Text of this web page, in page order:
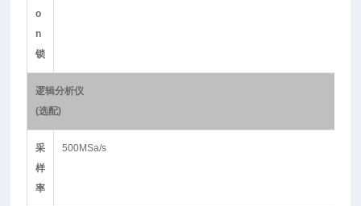
o
n
锁
逻辑分析仪
(选配)
采
样
率
500MSa/s